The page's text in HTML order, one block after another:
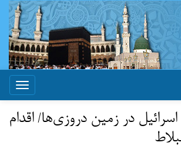
Toggle
در زمین دروزی‌ها/ اقدام